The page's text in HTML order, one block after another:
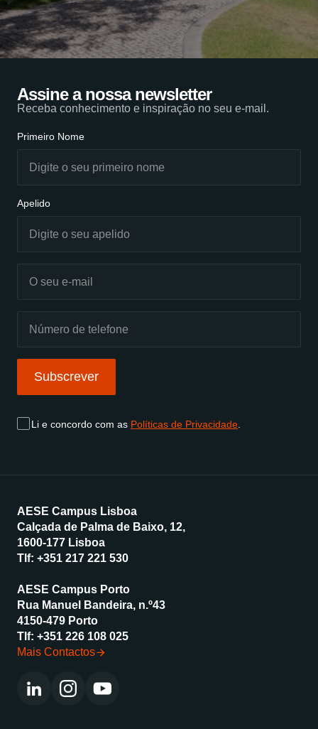
Assine a nossa newsletter
Receba conhecimento e inspiração no seu e-mail.
Primeiro Nome
Apelido
Subscrever
Li e concordo com as Políticas de Privacidade.
AESE Campus Lisboa
Calçada de Palma de Baixo, 12,
1600-177 Lisboa
Tlf: +351 217 221 530
AESE Campus Porto
Rua Manuel Bandeira, n.º43
4150-479 Porto
Tlf: +351 226 108 025
Mais Contactos